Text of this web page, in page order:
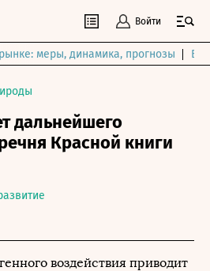
Войти
меры, динамика, прогнозы
дальнейшего
Красной книги
воздействия приводит